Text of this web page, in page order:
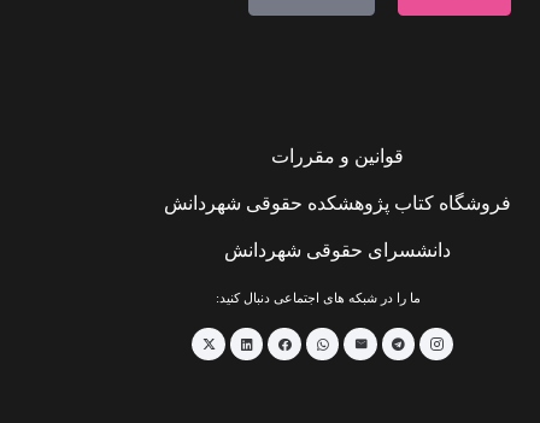
قوانین و مقررات
فروشگاه کتاب پژوهشکده حقوقی شهردانش
دانشسرای حقوقی شهردانش
ما را در شبکه های اجتماعی دنبال کنید: